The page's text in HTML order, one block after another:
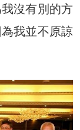
沒有別的方
我並不原諒